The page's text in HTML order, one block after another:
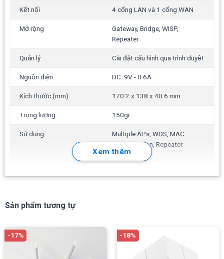
MAC, WDS, WPS
Tường lửa: Bộ lọc MAC, Bộ lọc IP, Bộ lọc cổng, Bộ lọc
URL, Cổng chuyển tiếp, DMZ
Thông số kĩ thuật của nhà sản xuất xem tại:
Chú ý sự ổn định trong quá trình sử dụng
TotoLink N600R
còn phụ thuộc vào tốc độ đường truyền
của nhà cung cấp, hành vi sử dụng (xem video tốn băng
Kết nối 4 cổng LAN và 1 cổng WAN
Mở rộng
Gateway, Bridge, WISP,
Repeater
Quản lý Cài đặt cấu hình qua trình duyệt
Nguồn điện DC: 9V - 0.6A
Kích thước (mm) 170.2 x 138 x 40.6 mm
Trọng lượng 150gr
Sử dụng
Multiple APs, WDS, MAC
Authenication, Repeater
Setting, WPS
Xem thêm
Sản phẩm tương tự
-17% -18%